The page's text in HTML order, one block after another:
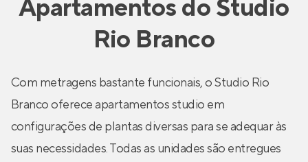
ApartamentosdoStudio
Rio Branco
Com metragens bastante funcionais, o Studio Rio
Branco oferece apartamentos studio em
configurações de plantas diversas para se adequar às
suas necessidades. Todas as unidades são entregues